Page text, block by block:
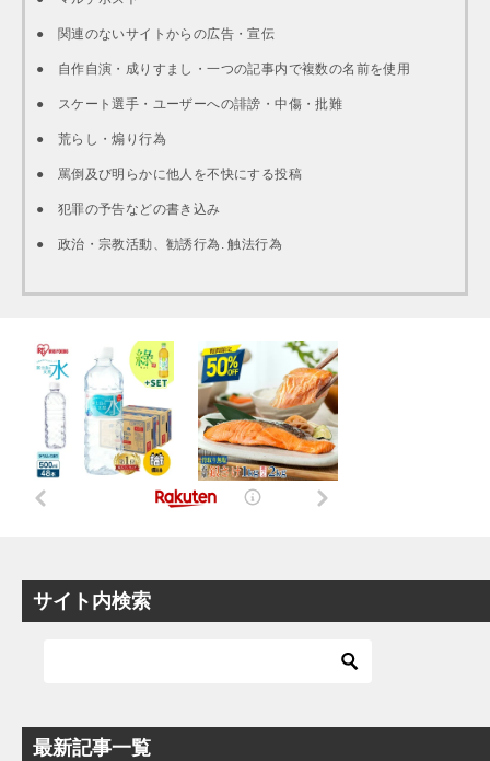
● 関連のないサイトからの広告・宣伝
● 自作自演・成りすまし・一つの記事内で複数の名前を使用
● スケート選手・ユーザーへの誹謗・中傷・批難
● 荒らし・煽り行為
● 罵倒及び明らかに他人を不快にする投稿
● 犯罪の予告などの書き込み
● 政治・宗教活動、勧誘行為. 触法行為
サイト内検索
最新記事一覧